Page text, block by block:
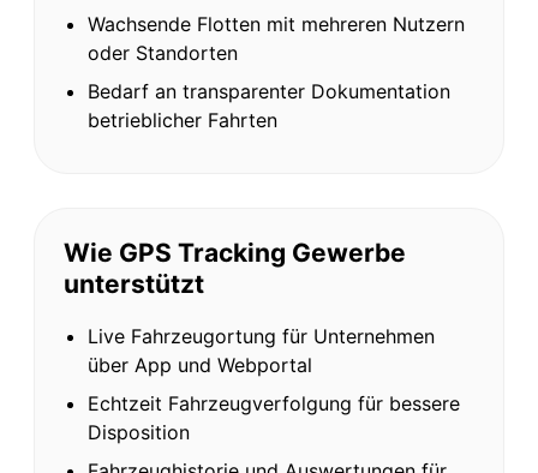
Wachsende Flotten mit mehreren Nutzern
oder Standorten
Bedarf an transparenter Dokumentation
betrieblicher Fahrten
Wie GPS Tracking Gewerbe
unterstützt
Live Fahrzeugortung für Unternehmen
über App und Webportal
Echtzeit Fahrzeugverfolgung für bessere
Disposition